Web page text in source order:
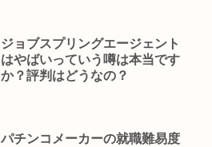
ジョブスプリングエージェント
はやばいっていう噂は本当です
か？評判はどうなの？
パチンコメーカーの就職難易度